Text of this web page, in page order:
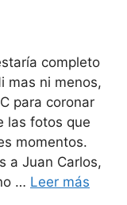
completo
mas ni menos,
para coronar
las fotos que
momentos.
a Juan Carlos,
… Leer más